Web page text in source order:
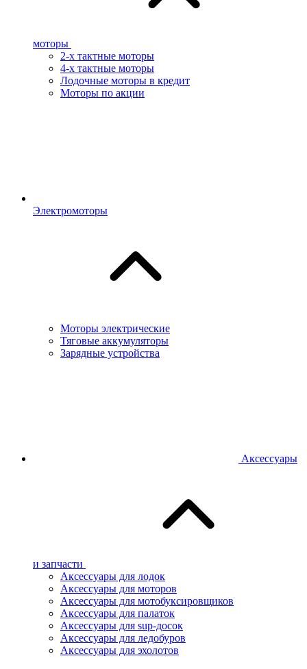
моторы
2-х тактные моторы
4-х тактные моторы
Лодочные моторы в кредит
Моторы по акции
Электромоторы
Моторы электрические
Тяговые аккумуляторы
Зарядные устройства
Аксессуары
и запчасти
Аксессуары для лодок
Аксессуары для моторов
Аксессуары для мотобуксировщиков
Аксессуары для палаток
Аксессуары для sup-досок
Аксессуары для ледобуров
Аксессуары для эхолотов